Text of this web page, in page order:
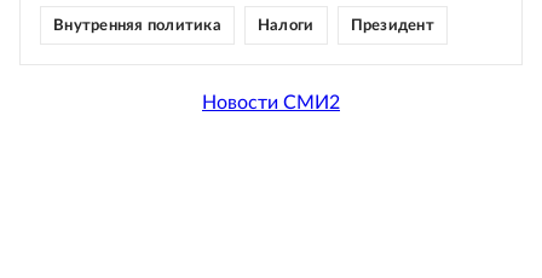
Внутренняя политика Налоги Президент
Новости СМИ2